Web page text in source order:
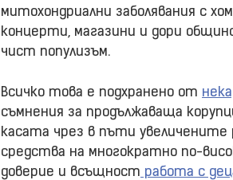
митохондриални заболявания с
концерти, магазини и дори
чист популизъм.
Всичко това е подхранено от
съмнения за продължаваща
касата чрез в пъти увеличените
средства на многократно по-
доверие и всъщност работа с